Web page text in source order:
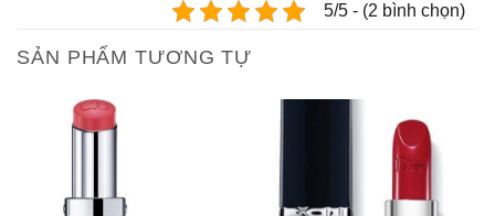
5/5 - (2 bình chọn)
SẢN PHẨM TƯƠNG TỰ